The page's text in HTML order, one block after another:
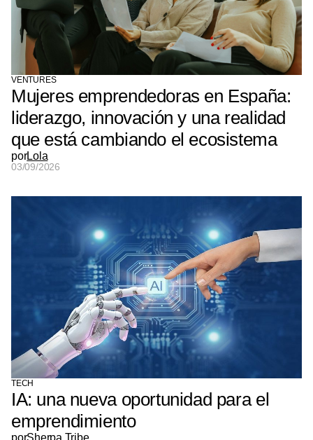
VENTURES
Mujeres emprendedoras en España:
liderazgo, innovación y una realidad
que está cambiando el ecosistema
porLola
03/09/2026
TECH
IA: una nueva oportunidad para el
emprendimiento
porSherpa Tribe